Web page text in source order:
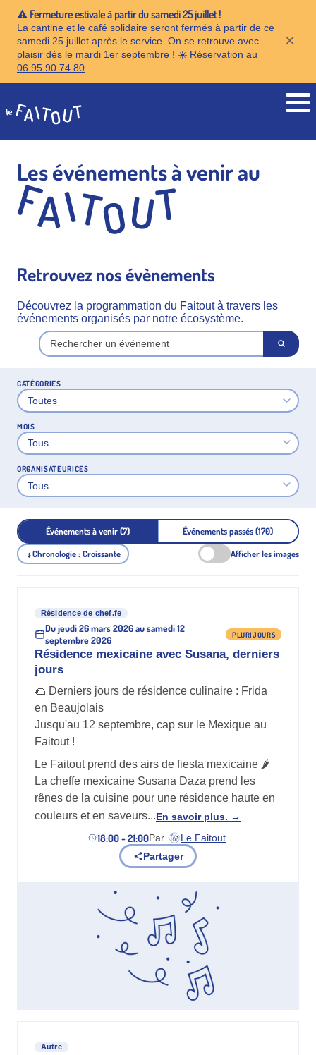
⚠️ Fermeture estivale à partir du samedi 25 juillet !
La cantine et le café solidaire seront fermés à partir de ce
samedi 25 juillet après le service. On se retrouve avec
plaisir dès le mardi 1er septembre ! ☀️ Réservation au
06.95.90.74.80
×
Accueil
Les événements à venir au
Retrouvez nos évènements
Découvrez la programmation du Faitout à travers les
événements organisés par notre écosystème.
CATÉGORIES
MOIS
ORGANISATEURICES
Événements à venir (7) Événements passés (170)
↓Chronologie : Croissante Afficher les images
Résidence de chef.fe
Du jeudi 26 mars 2026 au samedi 12
septembre 2026
PLURIJOURS
Résidence mexicaine avec Susana, derniers
jours
🌮 Derniers jours de résidence culinaire : Frida
en Beaujolais
Jusqu'au 12 septembre, cap sur le Mexique au
Faitout !
Le Faitout prend des airs de fiesta mexicaine 🌶️
La cheffe mexicaine Susana Daza prend les
rênes de la cuisine pour une résidence haute en
couleurs et en saveurs...En savoir plus.
18:00 - 21:00Par Le Faitout
(nouvel onglet)
Partager
Autre